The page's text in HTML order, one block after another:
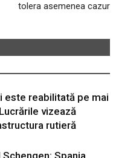
tolera asemenea cazur
este reabilitată pe mai
vizează
rutieră